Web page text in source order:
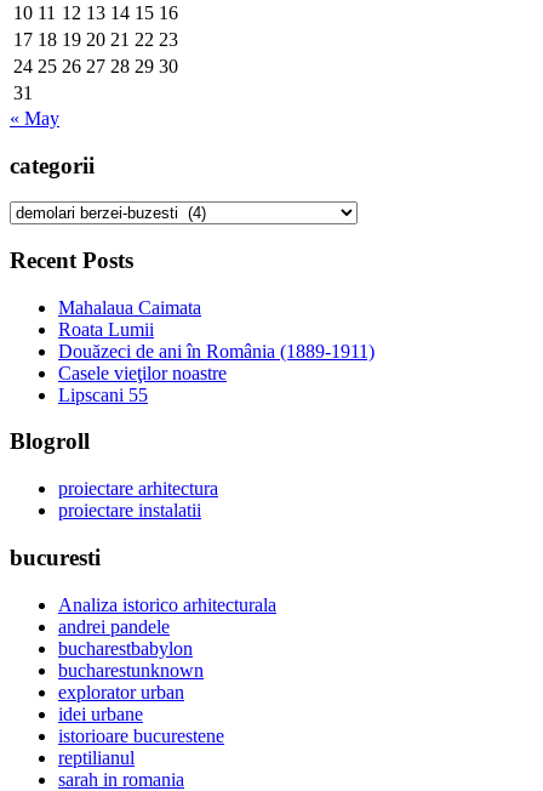
10 11 12 13 14 15 16
17 18 19 20 21 22 23
24 25 26 27 28 29 30
31
« May
categorii
categorii
Recent Posts
Mahalaua Caimata
Roata Lumii
Douăzeci de ani în România (1889-1911)
Casele vieţilor noastre
Lipscani 55
Blogroll
proiectare arhitectura
proiectare instalatii
bucuresti
Analiza istorico arhitecturala
andrei pandele
bucharestbabylon
bucharestunknown
explorator urban
idei urbane
istorioare bucurestene
reptilianul
sarah in romania